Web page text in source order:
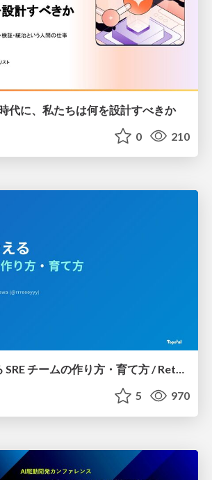
代に、私たちは何を設計すべきか
0 210
もう一度考える SRE チームの作り方・育て方 / Rethinking SRE #1: Building and Growing SRE Teams
5 970